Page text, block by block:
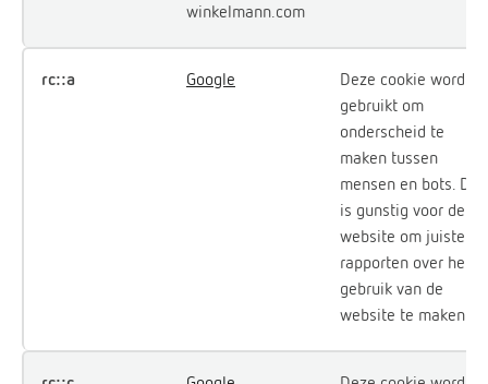
winkelmann.com
rc::a Google
Deze cookie wordt
gebruikt om
onderscheid te
maken tussen
mensen en bots. Dit
is gunstig voor de
website om juiste
rapporten over het
gebruik van de
website te maken.